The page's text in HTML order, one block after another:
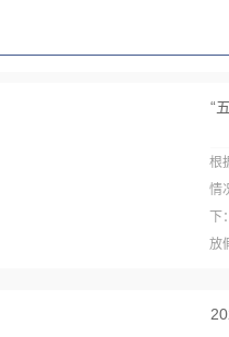
“
根
情
放